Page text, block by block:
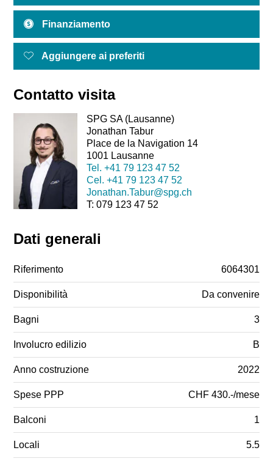
Finanziamento
Aggiungere ai preferiti
Contatto visita
SPG SA (Lausanne)
Jonathan Tabur
Place de la Navigation 14
1001 Lausanne
Tel. +41 79 123 47 52
Cel. +41 79 123 47 52
Jonathan.Tabur@spg.ch
T: 079 123 47 52
Dati generali
Riferimento 6064301
Disponibilità Da convenire
Bagni 3
Involucro edilizio B
Anno costruzione 2022
Spese PPP CHF 430.-/mese
Balconi 1
Locali 5.5